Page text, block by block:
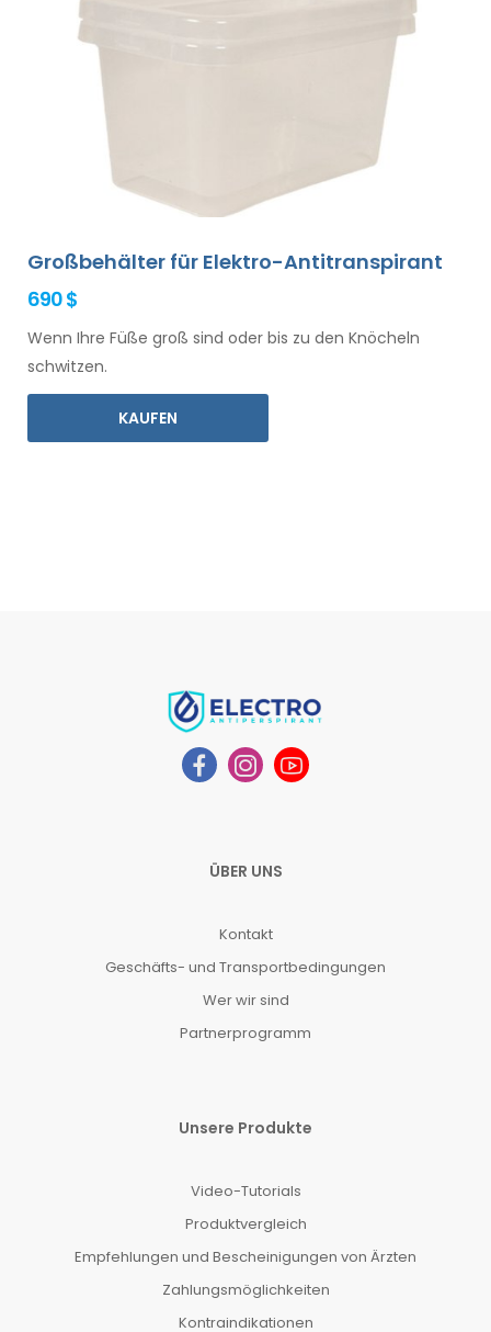
Großbehälter für Elektro-Antitranspirant
690 $
Wenn Ihre Füße groß sind oder bis zu den Knöcheln
schwitzen.
KAUFEN
ÜBER UNS
Kontakt
Geschäfts- und Transportbedingungen
Wer wir sind
Partnerprogramm
Unsere Produkte
Video-Tutorials
Produktvergleich
Empfehlungen und Bescheinigungen von Ärzten
Zahlungsmöglichkeiten
Kontraindikationen